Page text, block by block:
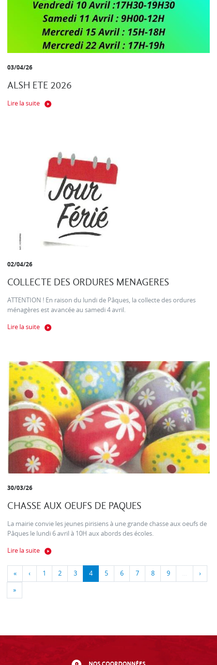
03/04/26
ALSH ETE 2026
Lire la suite
02/04/26
COLLECTE DES ORDURES MENAGERES
ATTENTION ! En raison du lundi de Pâques, la collecte des ordures
ménagères est avancée au samedi 4 avril.
Lire la suite
30/03/26
CHASSE AUX OEUFS DE PAQUES
La mairie convie les jeunes pirisiens à une grande chasse aux oeufs de
Pâques le lundi 6 avril à 10H aux abords des écoles.
Lire la suite
« ‹ 1 2 3 4 5 6 7 8 9 … ›
»